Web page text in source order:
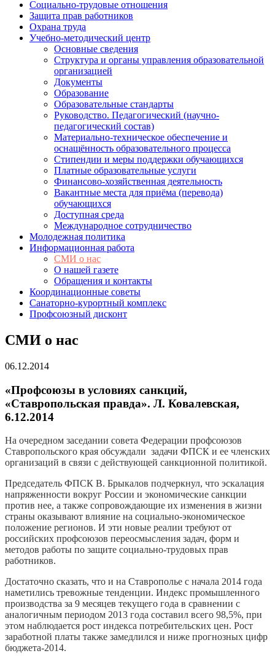
Социально-трудовые отношения
Защита прав работников
Охрана труда
Учебно-методический центр
Основные сведения
Структура и органы управления образовательной
организацией
Документы
Образование
Образовательные стандарты
Руководство. Педагогический (научно-
педагогический состав)
Материально-техническое обеспечение и
оснащённость образовательного процесса
Стипендии и меры поддержки обучающихся
Платные образовательные услуги
Финансово-хозяйственная деятельность
Вакантные места для приёма (перевода)
обучающихся
Доступная среда
Международное сотрудничество
Молодежная политика
Информационная работа
СМИ о нас
О нашей газете
Обращения и контакты
Координационные советы
Санаторно-курортный комплекс
Профсоюзный дисконт
СМИ о нас
06.12.2014
«Профсоюзы в условиях санкций,
«Ставропольская правда». Л. Ковалевская,
6.12.2014
На очередном заседании совета Федерации профсоюзов
Ставропольского края обсуждали задачи ФПСК и ее членских
организаций в связи с действующей санкционной политикой.
Председатель ФПСК В. Брыкалов подчеркнул, что эскалация
напряженности вокруг России и экономические санкции
против нее, а также сопровождающие их изменения в жизни
страны оказывают влияние на социально-экономическое
положение регионов. И эти новые реалии требуют от
российских профсоюзов переосмысления задач, форм и
методов работы по защите социально-трудовых прав
работников.
Достаточно сказать, что и на Ставрополье с начала 2014 года
наметились тревожные тенденции. Индекс промышленного
производства за 9 месяцев текущего года в сравнении с
аналогичным периодом 2013 года составил всего 98,5%, при
этом наблюдается рост индекса потребительских цен. Рост
заработной платы также замедлился и ниже прогнозных цифр
бюджета-2014.